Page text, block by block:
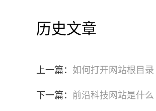
历史文章
上一篇： 如何打开网站根目录
下一篇： 前沿科技网站是什么